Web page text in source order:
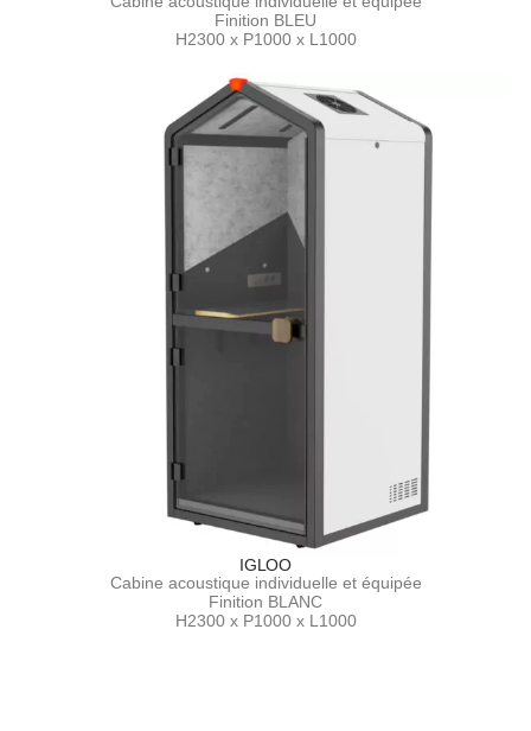
Finition BLEU
H2300 x P1000 x L1000
IGLOO
Cabine acoustique individuelle et équipée
Finition BLANC
H2300 x P1000 x L1000